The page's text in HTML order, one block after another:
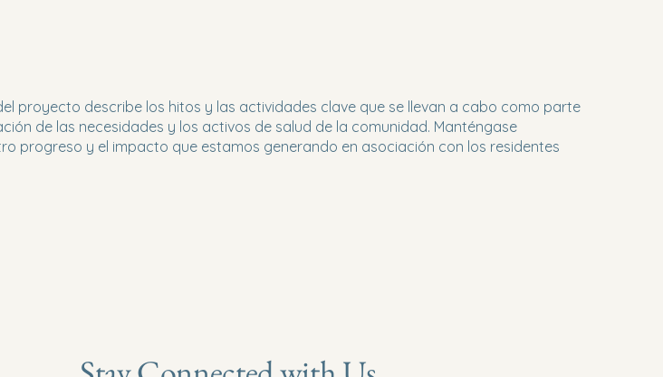
proyecto describe los hitos y las actividades clave que se llevan a cabo como parte
de las necesidades y los activos de salud de la comunidad. Manténgase
progreso y el impacto que estamos generando en asociación con los residentes